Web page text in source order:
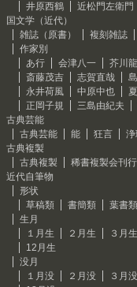
井原西鶴
近松門左衛門
国文学（近代）
雑誌（原書）
複刻雑誌
作家別
あ行
会津八一 芥川
斎藤茂吉
志賀直哉
永井荷風
中原中也
正岡子規
三島由紀夫
古典芸能
古典芸能
能 狂言
古典複製
古典複製
稀書複製会刊
近代自筆物
形状
草稿類
書簡類 葉書類
生月
１月生
２月生 ３月生
12月生
没月
１月没
２月没 ３月没